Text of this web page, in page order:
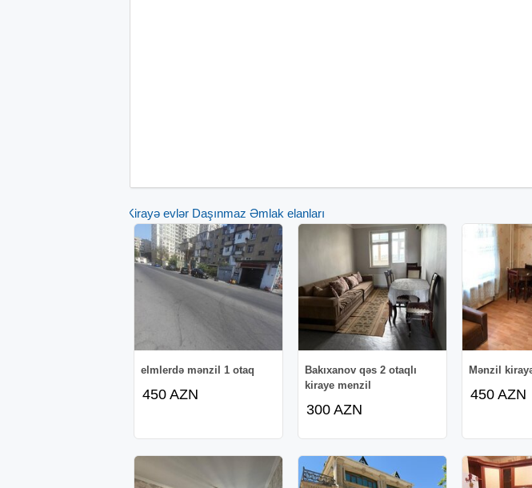
Kirayə evlər Daşınmaz Əmlak elanları
elmlerdə mənzil 1 otaq
450 AZN
Bakıxanov qəs 2 otaqlı
kiraye menzil
300 AZN
Mənzil
450 AZN